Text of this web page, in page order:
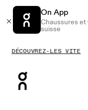
On App
Chaussures
suisse
DÉCOUVREZ-LES VITE